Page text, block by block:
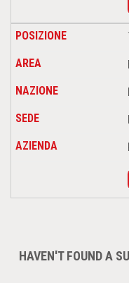
HAVEN'T FOUND A